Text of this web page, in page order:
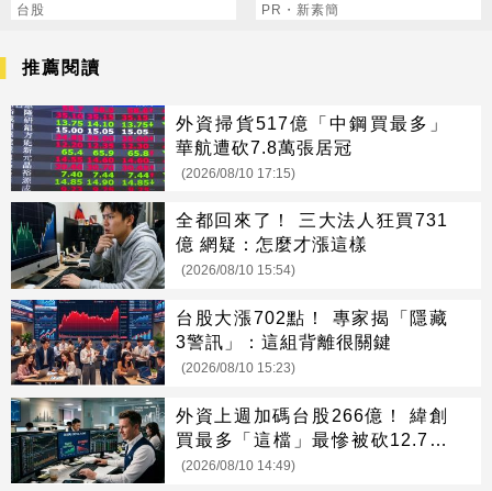
70.3%
台股
肚囊，瘦出小蠻腰
PR・新素簡
推薦閱讀
外資掃貨517億「中鋼買最多」
華航遭砍7.8萬張居冠
(2026/08/10 17:15)
全都回來了！ 三大法人狂買731
億 網疑：怎麼才漲這樣
(2026/08/10 15:54)
台股大漲702點！ 專家揭「隱藏
3警訊」：這組背離很關鍵
(2026/08/10 15:23)
外資上週加碼台股266億！ 緯創
買最多「這檔」最慘被砍12.7萬
張
(2026/08/10 14:49)